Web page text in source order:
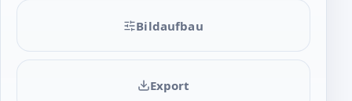
Bildaufbau
Export